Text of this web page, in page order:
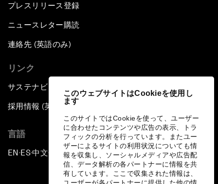
このウェブサイトはCookieを使用し
ます
このサイトではCookieを使って、ユーザー
に合わせたコンテンツや広告の表示、トラ
フィックの分析を行っています。またユー
ザーによるサイトの利用状況についても情
報を収集し、ソーシャルメディアや広告配
信、データ解析の各パートナーに情報を共
有しています。ここで収集された情報は、
プレスリリース登録
ニュースレター購読
連絡先 (英語のみ)
リンク
サステナビリティへの取り組み
採用情報 (英語のみ)
言語
EN ▪ES▪中文▪ 日本語